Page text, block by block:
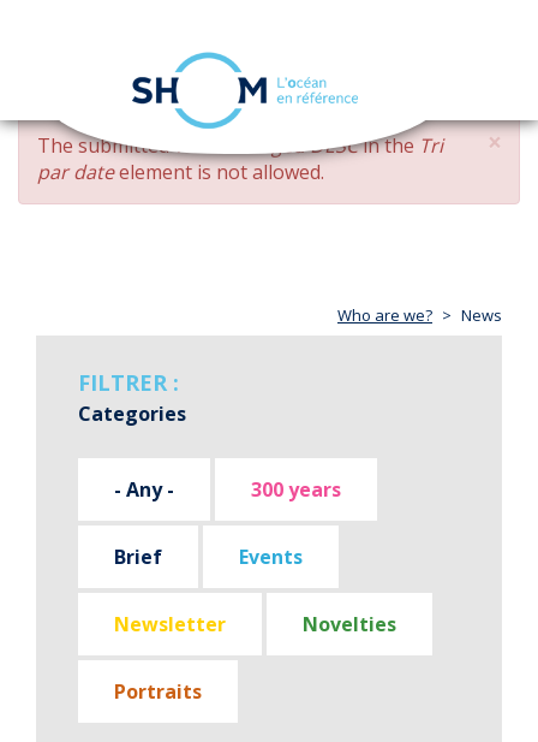
Skip
main
content
navigation
×
ERROR
MESSAGE
The submitted value changed DESCin the Tri
par dateelement is not allowed.
Who are we? News
FILTRER :
Categories
- Any - 300 years
Brief Events
Newsletter Novelties
Portraits